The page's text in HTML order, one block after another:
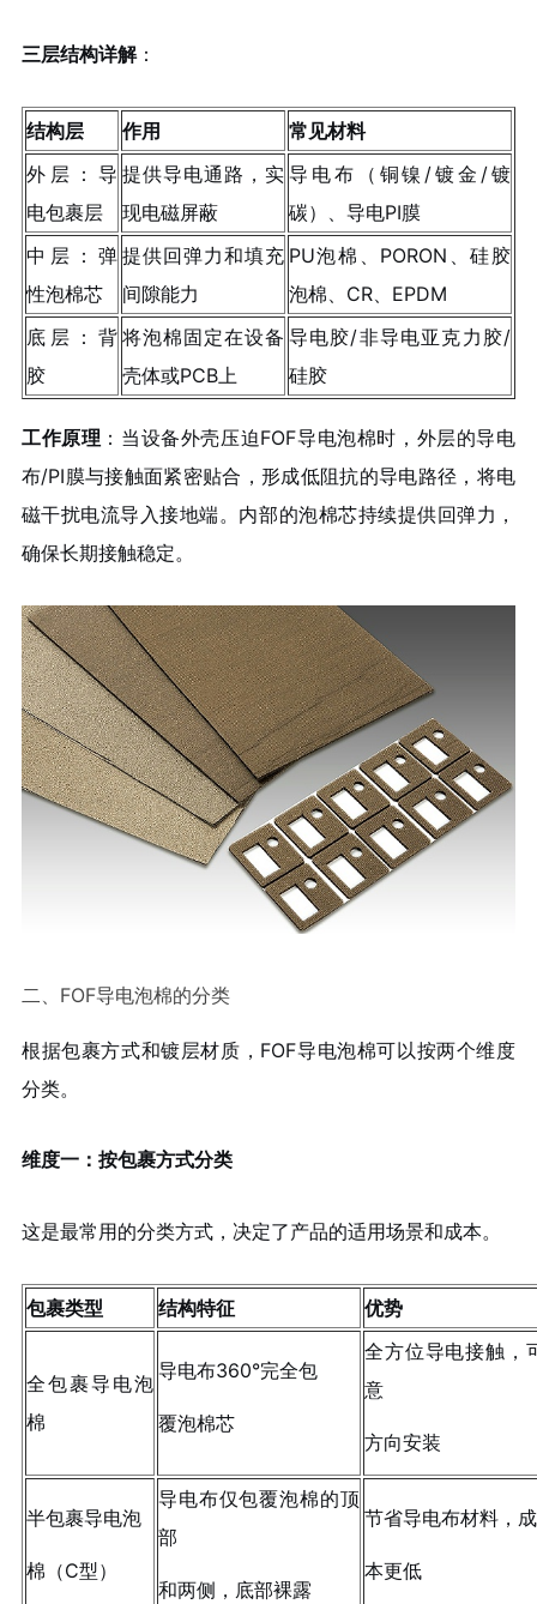
三层结构详解：
结构层 作用
常见材料
外层：导
电包裹层
提供导电通路，实
现电磁屏蔽
导电布（铜镍/镀金/镀
碳）、导电PI膜
中层：弹
性泡棉芯
提供回弹力和填充
间隙能力
PU泡棉、PORON、硅胶
泡棉、CR、EPDM
底层：背
胶
将泡棉固定在设备
壳体或PCB上
导电胶/非导电亚克力胶/
硅胶
工作原理 ：当设备外壳压迫FOF导电泡棉时，外层的导电
布/PI膜与接触面紧密贴合，形成低阻抗的导电路径，将电
磁干扰电流导入接地端。内部的泡棉芯持续提供回弹力，
确保长期接触稳定。
二、FOF导电泡棉的分类
根据包裹方式和镀层材质，FOF导电泡棉可以按两个维度
分类。
维度一：按包裹方式分类
这是最常用的分类方式，决定了产品的适用场景和成本。
包裹类型 结构特征 优势
全包裹导电泡
棉
导电布360°完全包
覆泡棉芯
全方位导电接触，
意
方向安装
半包裹导电泡
棉（C型）
导电布仅包覆泡棉的顶
部
和两侧，底部裸露
节省导电布材料，成
本更低